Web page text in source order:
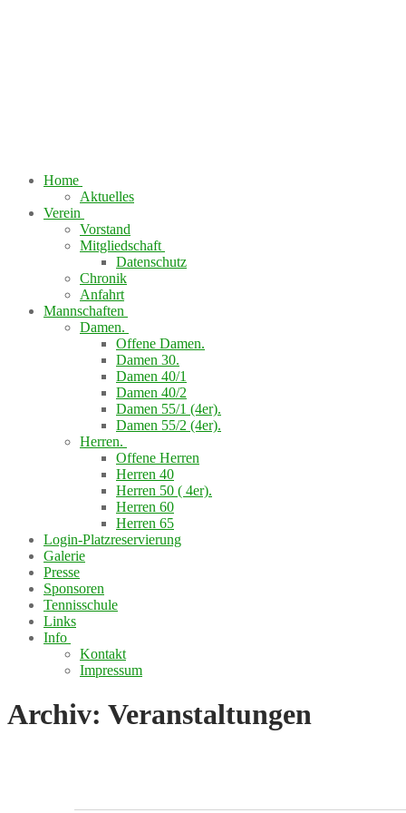
Home
Aktuelles
Verein
Vorstand
Mitgliedschaft
Datenschutz
Chronik
Anfahrt
Mannschaften
Damen.
Offene Damen.
Damen 30.
Damen 40/1
Damen 40/2
Damen 55/1 (4er).
Damen 55/2 (4er).
Herren.
Offene Herren
Herren 40
Herren 50 ( 4er).
Herren 60
Herren 65
Login-Platzreservierung
Galerie
Presse
Sponsoren
Tennisschule
Links
Info
Kontakt
Impressum
Archiv: Veranstaltungen